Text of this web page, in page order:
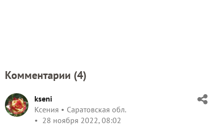
Комментарии (4)
kseni
Ксения
Саратовская обл.
28 ноября 2022, 08:02